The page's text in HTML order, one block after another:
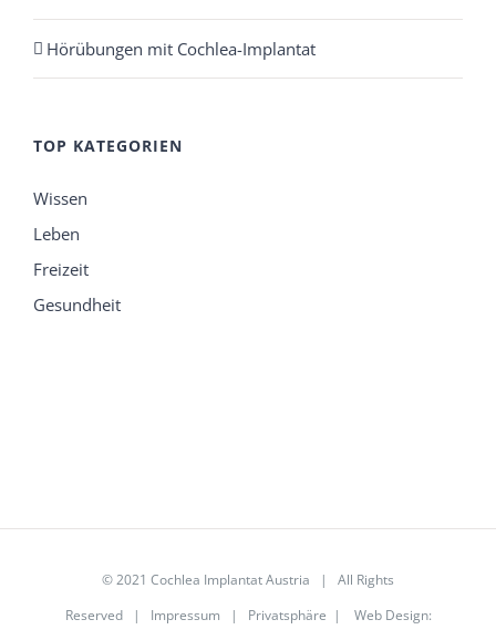
Hörübungen mit Cochlea-Implantat
TOP KATEGORIEN
Wissen
Leben
Freizeit
Gesundheit
© 2021 Cochlea Implantat Austria | All Rights
Reserved | Impressum | Privatsphäre | Web Design: